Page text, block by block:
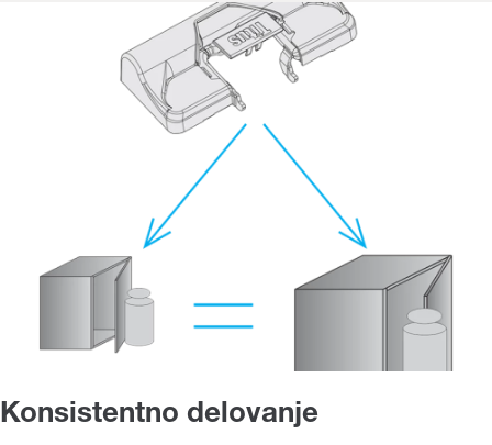
Konsistentno delovanje